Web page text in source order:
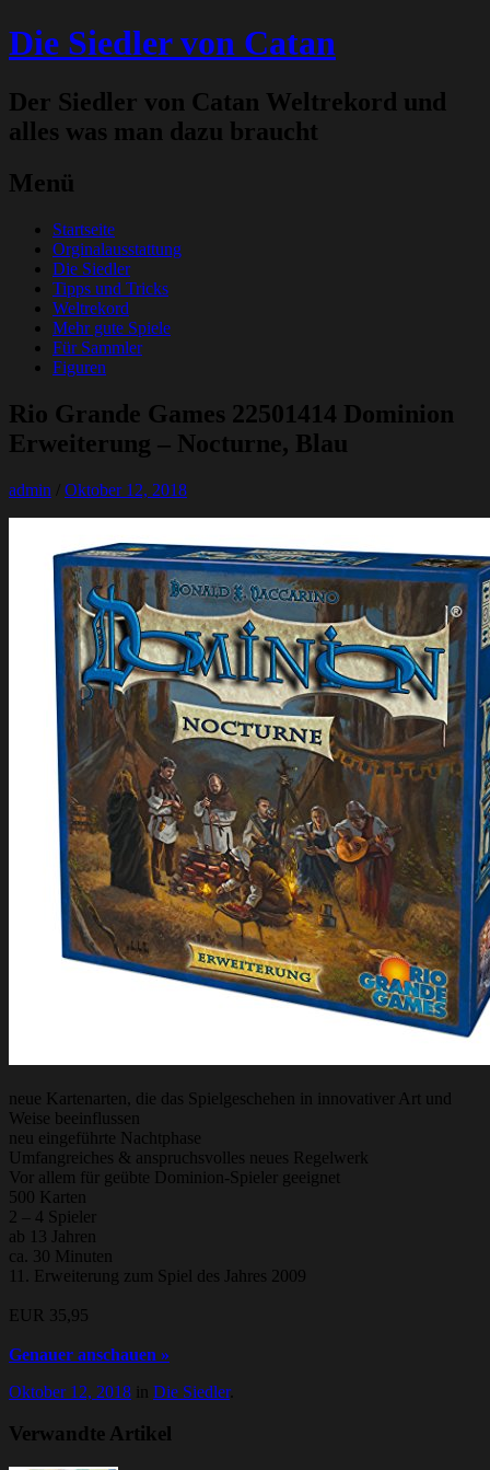
Die Siedler von Catan
Der Siedler von Catan Weltrekord und
alles was man dazu braucht
Menü
Zum
Inhalt
springen
Startseite
Orginalausstattung
Die Siedler
Tipps und Tricks
Weltrekord
Mehr gute Spiele
Für Sammler
Figuren
Rio Grande Games 22501414 Dominion
Erweiterung – Nocturne, Blau
admin Oktober 12, 2018
neue Kartenarten, die das Spielgeschehen in innovativer Art und
Weise beeinflussen
neu eingeführte Nachtphase
Umfangreiches & anspruchsvolles neues Regelwerk
Vor allem für geübte Dominion-Spieler geeignet
500 Karten
2 – 4 Spieler
ab 13 Jahren
ca. 30 Minuten
11. Erweiterung zum Spiel des Jahres 2009
EUR 35,95
Genauer anschauen »
Oktober 12, 2018 in Die Siedler.
Verwandte Artikel